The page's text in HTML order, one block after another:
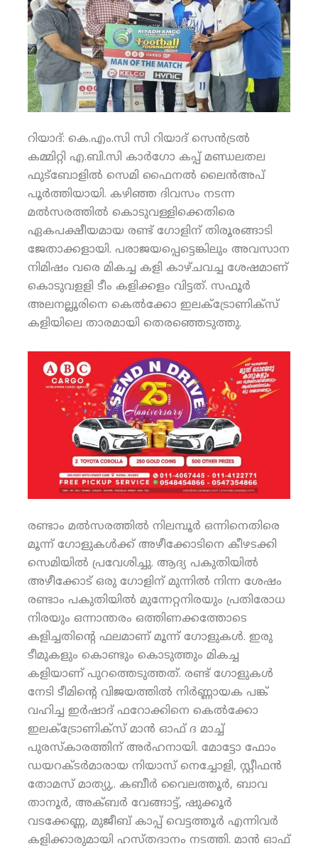
റിയാദ്: കെ.എം.സി സി റിയാദ് സെന്‍ട്രല്‍
കമ്മിറ്റി എ.ബി.സി കാര്‍ഗോ കപ്പ് മണ്ഡലതല
ഫുട്‌ബോളില്‍ സെമി ഫൈനല്‍ ലൈന്‍അപ്
പൂര്‍ത്തിയായി. കഴിഞ്ഞ ദിവസം നടന്ന
മല്‍സരത്തില്‍ കൊടുവള്ളിക്കെതിരെ
ഏകപക്ഷീയമായ രണ്ട് ഗോളിന് തിരൂരങ്ങാടി
ജേതാക്കളായി. പരാജയപ്പെട്ടെങ്കിലും അവസാന
നിമിഷം വരെ മികച്ച കളി കാഴ്ചവച്ച ശേഷമാണ്
കൊടുവളളി ടീം കളിക്കളം വിട്ടത്. സഫൂര്‍
അലനല്ലൂരിനെ കെല്‍ക്കോ ഇലക്ട്രോണിക്‌സ്
കളിയിലെ താരമായി തെരഞ്ഞെടുത്തു.
രണ്ടാം മല്‍സരത്തില്‍ നിലമ്പൂര്‍ ഒന്നിനെതിരെ
മൂന്ന് ഗോളുകള്‍ക്ക് അഴീക്കോടിനെ കീഴടക്കി
സെമിയില്‍ പ്രവേശിച്ചു. ആദ്യ പകുതിയില്‍
അഴീക്കോട് ഒരു ഗോളിന് മുന്നില്‍ നിന്ന ശേഷം
രണ്ടാം പകുതിയില്‍ മുന്നേറ്റനിരയും പ്രതിരോധ
നിരയും ഒന്നാന്തരം ഒത്തിണക്കത്തോടെ
കളിച്ചതിന്റെ ഫലമാണ് മൂന്ന് ഗോളുകള്‍. ഇരു
ടീമുകളും കൊണ്ടും കൊടുത്തും മികച്ച
കളിയാണ് പുറത്തെടുത്തത്. രണ്ട് ഗോളുകള്‍
നേടി ടീമിന്റെ വിജയത്തില്‍ നിര്‍ണ്ണായക പങ്ക്
വഹിച്ച ഇര്‍ഷാദ് ഫറോക്കിനെ കെല്‍ക്കോ
ഇലക്ട്രോണിക്‌സ് മാന്‍ ഓഫ് ദ മാച്ച്
പുരസ്‌കാരത്തിന് അര്‍ഹനായി. മോട്ടോ ഫോം
ഡയറക്ടര്‍മാരായ നിയാസ് നെച്ചോളി, സ്റ്റീഫന്‍
തോമസ് മാത്യു,. കബീര്‍ വൈലത്തൂര്‍, ബാവ
താനൂര്‍, അക്ബര്‍ വേങ്ങാട്ട്, ഷുക്കൂര്‍
വടക്കേണ്ണ, മുജീബ് കാപ്പ് വെട്ടത്തൂര്‍ എന്നിവര്‍
കളിക്കാരുമായി ഹസ്തദാനം നടത്തി. മാന്‍ ഓഫ്